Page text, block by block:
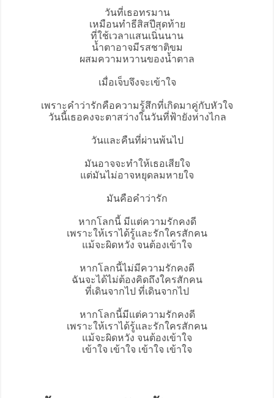
วันที่เธอทรมาน
เหมือนทำธีสิสปีสุดท้าย
ที่ใช้เวลาแสนเนิ่นนาน
น้ำตาอาจมีรสชาติขม
ผสมความหวานของน้ำตาล
เมื่อเจ็บจึงจะเข้าใจ
เพราะคำว่ารักคือความรู้สึกที่เกิดมาคู่กับหัวใจ
วันนี้เธอคงจะตาสว่างในวันที่ฟ้ายังห่างไกล
วันและคืนที่ผ่านพ้นไป
มันอาจจะทำให้เธอเสียใจ
แต่มันไม่อาจหยุดลมหายใจ
มันคือคำว่ารัก
หากโลกนี้ มีแต่ความรักคงดี
เพราะให้เราได้รู้และรักใครสักคน
แม้จะผิดหวัง จนต้องเข้าใจ
หากโลกนี้ไม่มีความรักคงดี
ฉันจะได้ไม่ต้องคิดถึงใครสักคน
ที่เดินจากไป ที่เดินจากไป
หากโลกนี้มีแต่ความรักคงดี
เพราะให้เราได้รู้และรักใครสักคน
แม้จะผิดหวัง จนต้องเข้าใจ
เข้าใจ เข้าใจ เข้าใจ เข้าใจ